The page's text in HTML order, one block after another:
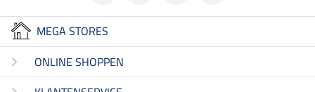
MEGA STORES
ONLINE SHOPPEN